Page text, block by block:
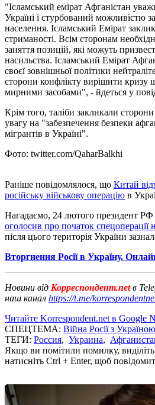
"Ісламський емірат Афганістан
Україні і стурбований можливістю
населення. Ісламський Емірат
стриманості. Всім сторонам
заняття позицій, які можуть
насильства. Ісламський Емірат
своєї зовнішньої політики
сторони конфлікту вирішити кризу
мирними засобами", - йдеться у
Крім того, таліби закликали
увагу на "забезпечення безпеки
мігрантів в Україні".
Фото: twitter.com/QaharBalkhi
Раніше повідомлялося, що Китай
російську військову операцію в
Нагадаємо, 24 лютого президент
оголосив про початок спецоперації
після цього територія України
Вторгнення Росії в Україну.
Новини від Корреспондент.netв
наш канал https://t.me/
Читайте Korrespondent.net в Google
СПЕЦТЕМА: Війна Росії з Україною
ТЕГИ: Россия, Украина,
Якщо ви помітили помилку, виділіть
натисніть Ctrl + Enter, щоб